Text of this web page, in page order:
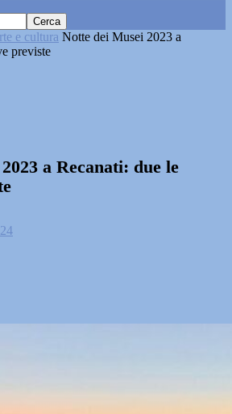
e cultura Notte dei Musei 2023 a
previste
a Recanati: due le